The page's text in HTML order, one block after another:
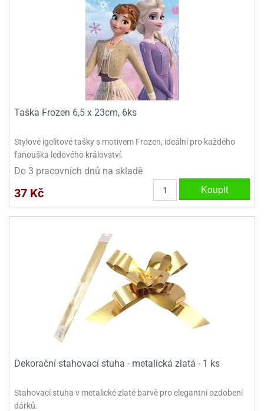
Taška Frozen 6,5 x 23cm, 6ks
Stylové igelitové tašky s motivem Frozen, ideální pro každého
fanouška ledového království.
Do 3 pracovních dnů na skladě
37 Kč Koupit
Dekorační stahovací stuha - metalická zlatá - 1 ks
Stahovací stuha v metalické zlaté barvě pro elegantní ozdobení
dárků.